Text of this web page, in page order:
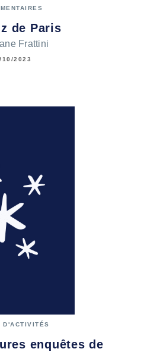
de Paris
Frattini
10/2023
D'ACTIVITÉS
enquêtes de